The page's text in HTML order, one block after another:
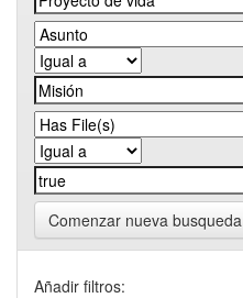
Comenzar nueva busqueda
Añadir filtros: